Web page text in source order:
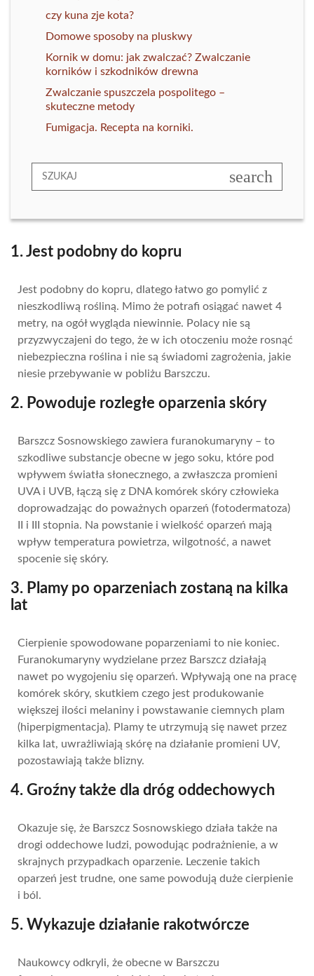
1. Jest podobny do kopru
Jest podobny do kopru, dlatego łatwo go pomylić z
nieszkodliwą rośliną. Mimo że potrafi osiągać nawet 4
metry, na ogół wygląda niewinnie. Polacy nie są
przyzwyczajeni do tego, że w ich otoczeniu może rosnąć
niebezpieczna roślina i nie są świadomi zagrożenia, jakie
niesie przebywanie w pobliżu Barszczu.
2. Powoduje rozległe oparzenia skóry
Barszcz Sosnowskiego zawiera furanokumaryny – to
szkodliwe substancje obecne w jego soku, które pod
wpływem światła słonecznego, a zwłaszcza promieni
UVA i UVB, łączą się z DNA komórek skóry człowieka
doprowadzając do poważnych oparzeń (fotodermatoza)
II i III stopnia. Na powstanie i wielkość oparzeń mają
wpływ temperatura powietrza, wilgotność, a nawet
spocenie się skóry.
3. Plamy po oparzeniach zostaną na kilka
lat
Cierpienie spowodowane poparzeniami to nie koniec.
Furanokumaryny wydzielane przez Barszcz działają
nawet po wygojeniu się oparzeń. Wpływają one na pracę
komórek skóry, skutkiem czego jest produkowanie
większej ilości melaniny i powstawanie ciemnych plam
(hiperpigmentacja). Plamy te utrzymują się nawet przez
kilka lat, uwrażliwiają skórę na działanie promieni UV,
pozostawiają także blizny.
4. Groźny także dla dróg oddechowych
Okazuje się, że Barszcz Sosnowskiego działa także na
drogi oddechowe ludzi, powodując podrażnienie, a w
skrajnych przypadkach oparzenie. Leczenie takich
oparzeń jest trudne, one same powodują duże cierpienie
i ból.
5. Wykazuje działanie rakotwórcze
Naukowcy odkryli, że obecne w Barszczu
czy kuna zje kota?
Domowe sposoby na pluskwy
Kornik w domu: jak zwalczać? Zwalczanie
korników i szkodników drewna
Zwalczanie spuszczela pospolitego –
skuteczne metody
Fumigacja. Recepta na korniki.
search